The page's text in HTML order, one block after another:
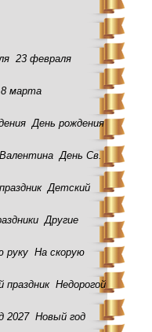
23 февраля
8 марта
День рождения
День Св.
Детский
Другие
На скорую
Недорогой
Новый год